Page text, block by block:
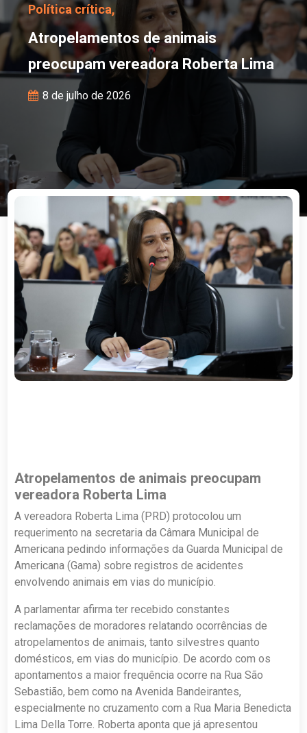
Política crítica,
Atropelamentos de animais
preocupam vereadora Roberta Lima
8 de julho de 2026
Atropelamentos de animais preocupam
vereadora Roberta Lima
A vereadora Roberta Lima (PRD) protocolou um
requerimento na secretaria da Câmara Municipal de
Americana pedindo informações da Guarda Municipal de
Americana (Gama) sobre registros de acidentes
envolvendo animais em vias do município.
A parlamentar afirma ter recebido constantes
reclamações de moradores relatando ocorrências de
atropelamentos de animais, tanto silvestres quanto
domésticos, em vias do município. De acordo com os
apontamentos a maior frequência ocorre na Rua São
Sebastião, bem como na Avenida Bandeirantes,
especialmente no cruzamento com a Rua Maria Benedicta
Lima Della Torre. Roberta aponta que já apresentou